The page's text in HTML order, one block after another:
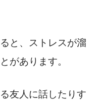
と、ストレスが溜
があります。
友人に話したりす